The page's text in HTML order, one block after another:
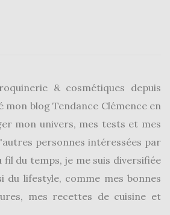
& cosmétiques depuis
mon blog Tendance Clémence en
mon univers, mes tests et mes
personnes intéressées par
fil du temps, je me suis diversifiée
du lifestyle, comme mes bonnes
mes recettes de cuisine et